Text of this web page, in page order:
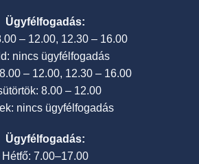
Ügyfélfogadás:
– 12.00, 12.30 – 16.00
nincs ügyfélfogadás
– 12.00, 12.30 – 16.00
8.00 – 12.00
nincs ügyfélfogadás
Ügyfélfogadás:
Hétfő: 7.00–17.00